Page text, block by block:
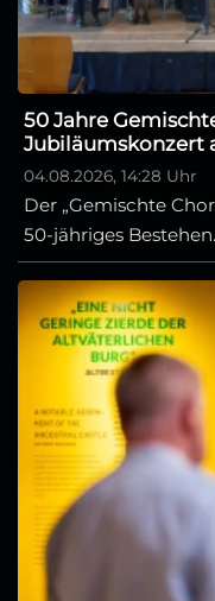
50 Jahre
Jubiläumskonzert
04.08.2026, 14:28 Uhr
Der „Gemischte
50-jähriges